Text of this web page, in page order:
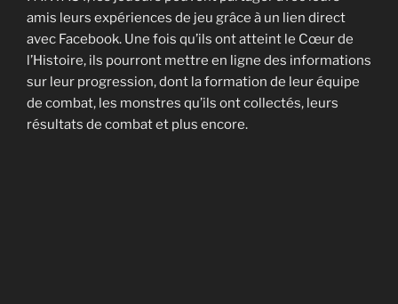
amis leurs expériences de jeu grâce à un lien direct
avec Facebook. Une fois qu’ils ont atteint le Cœur de
l’Histoire, ils pourront mettre en ligne des informations
sur leur progression, dont la formation de leur équipe
de combat, les monstres qu’ils ont collectés, leurs
résultats de combat et plus encore.